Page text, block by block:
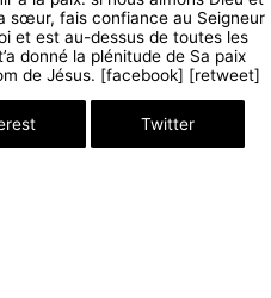
sœur, fais confiance au Seigneur
et est au-dessus de toutes les
donné la plénitude de Sa paix
de Jésus. [facebook] [retweet]
Twitter